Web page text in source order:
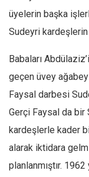
üyelerin başka
Sudeyri
Babaları
geçen üvey ağabey
Faysal darbesi
Gerçi Faysal da bir
kardeşlerle kader
alarak iktidara
planlanmıştır.